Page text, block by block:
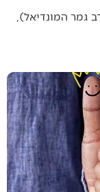
גמר המונדיאל),